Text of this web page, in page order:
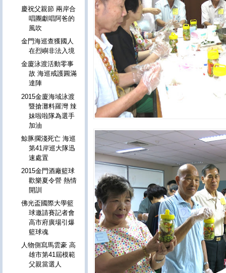
慶祝父親節 兩岸合
唱團獻唱阿爸的
風吹
金門海巡查獲國人
在烈嶼非法入境
金廈泳渡活動零事
故 海巡戒護圓滿
達陣
2015金廈海域泳渡
暨搶灘料羅灣 辣
妹啦啦隊為選手
加油
鯨豚擱淺死亡 海巡
第41岸巡大隊迅
速處置
2015金門酒廠籃球
歡樂夏令營 熱情
開訓
佛光盃國際大學籃
球邀請賽記者會
高市府廣場引爆
籃球魂
人物側寫馬雲豪 高
雄市第41屆模範
父親當選人